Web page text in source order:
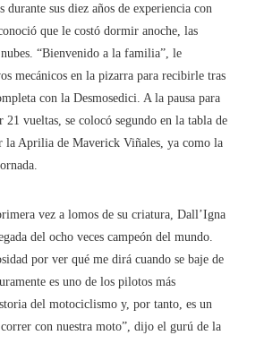
durante sus diez años de experiencia con
que le costó dormir anoche, las
“Bienvenido a la familia”, le
mecánicos en la pizarra para recibirle tras
con la Desmosedici. A la pausa para
21 vueltas, se colocó segundo en la tabla de
la Aprilia de Maverick Viñales, ya como la
vez a lomos de su criatura, Dall’Igna
del ocho veces campeón del mundo.
por ver qué me dirá cuando se baje de
es uno de los pilotos más
del motociclismo y, por tanto, es un
con nuestra moto”, dijo el gurú de la